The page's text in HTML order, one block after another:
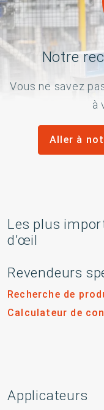
Notre
Vous ne savez
à
Aller à
Les plus
d’œil
Revendeurs
Recherche de
Calculateur de
Applicateurs